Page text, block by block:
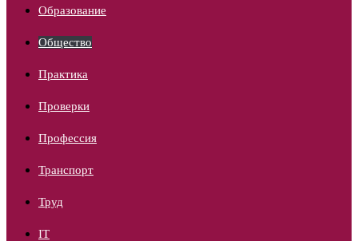
Образование
Общество
Практика
Проверки
Профессия
Транспорт
Труд
IT